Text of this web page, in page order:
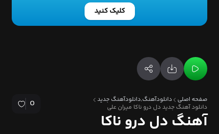
کلیک کنید
صفحه اصلی
دانلودآهنگ,دانلودآهنگ جدید
دانلود آهنگ جدید دل درو ناکا میران علی
0
آهنگ دل درو ناکا